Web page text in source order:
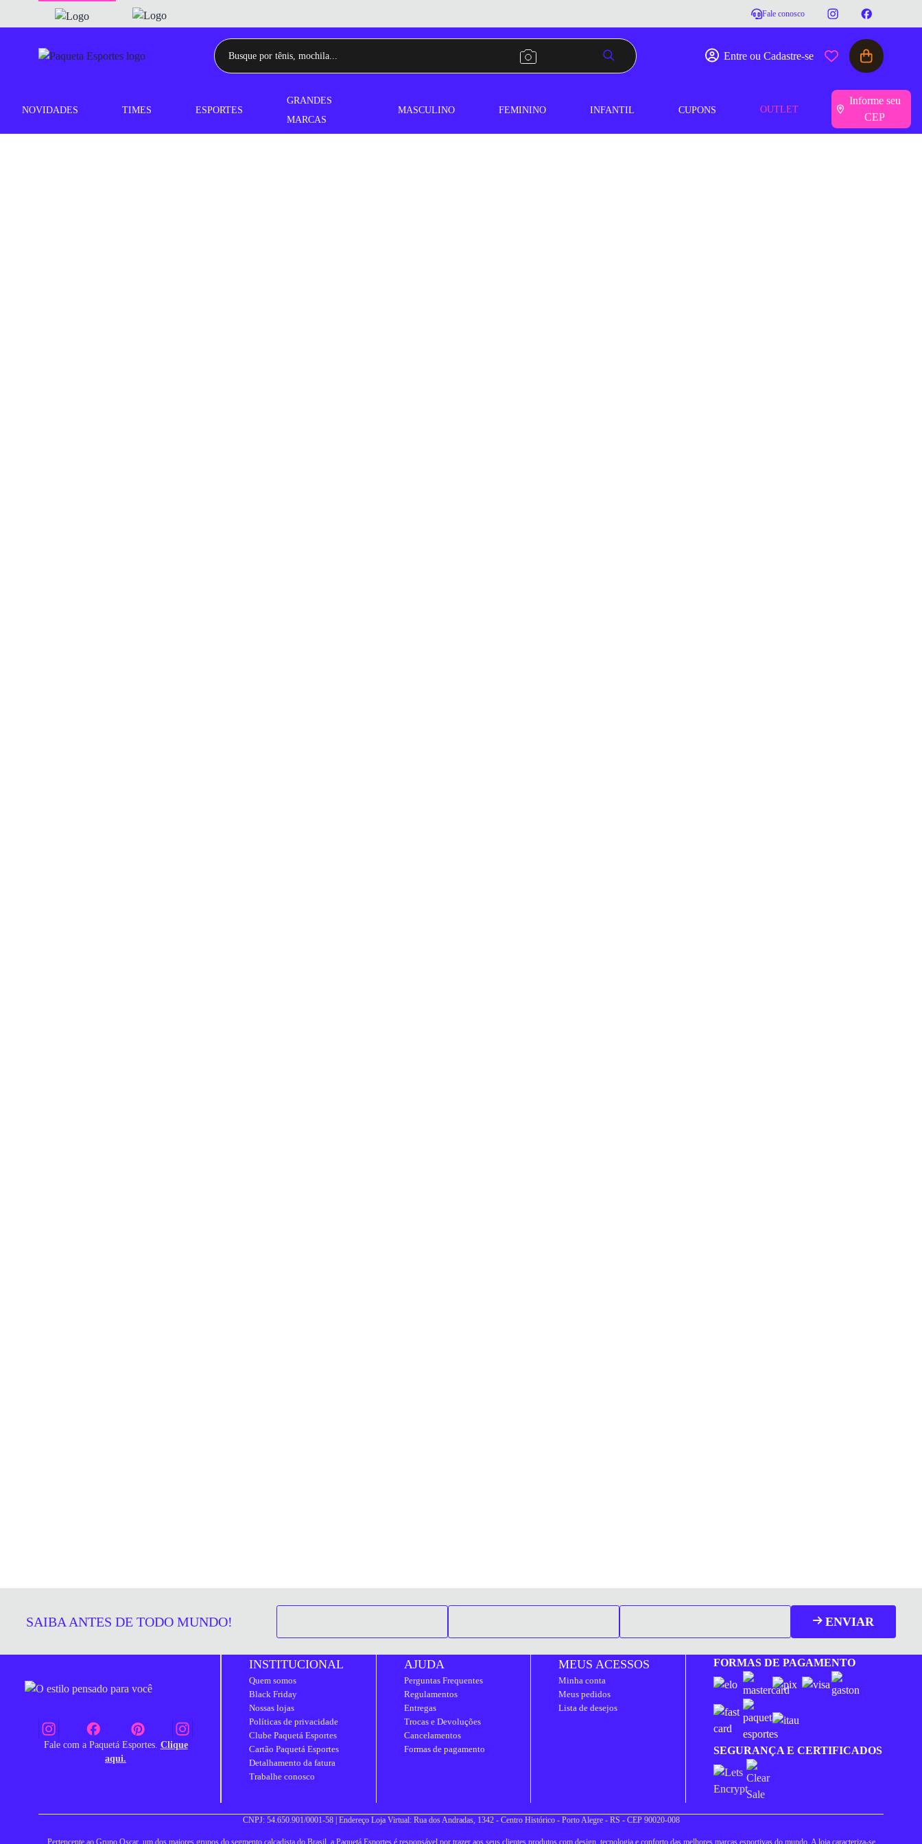
Fale conosco
Entre ou Cadastre-se
NOVIDADES TIMES ESPORTES
GRANDES
MARCAS
MASCULINO FEMININO INFANTIL CUPONS OUTLET
Informe seu
CEP
SAIBA ANTES DE TODO MUNDO! ENVIAR
Fale com a Paquetá Esportes. Clique
aqui.
INSTITUCIONAL
Quem somos
Black Friday
Nossas lojas
Políticas de privacidade
Clube Paquetá Esportes
Cartão Paquetá Esportes
Detalhamento da fatura
Trabalhe conosco
AJUDA
Perguntas Frequentes
Regulamentos
Entregas
Trocas e Devoluções
Cancelamentos
Formas de pagamento
MEUS ACESSOS
Minha conta
Meus pedidos
Lista de desejos
FORMAS DE PAGAMENTO
SEGURANÇA E CERTIFICADOS
CNPJ: 54.650.901/0001-58 | Endereço Loja Virtual: Rua dos Andradas, 1342 - Centro Histórico - Porto Alegre - RS - CEP 90020-008
Pertencente ao Grupo Oscar, um dos maiores grupos do segmento calçadista do Brasil, a Paquetá Esportes é responsável por trazer aos seus clientes produtos com design, tecnologia e conforto das melhores marcas esportivas do mundo. A loja caracteriza-se